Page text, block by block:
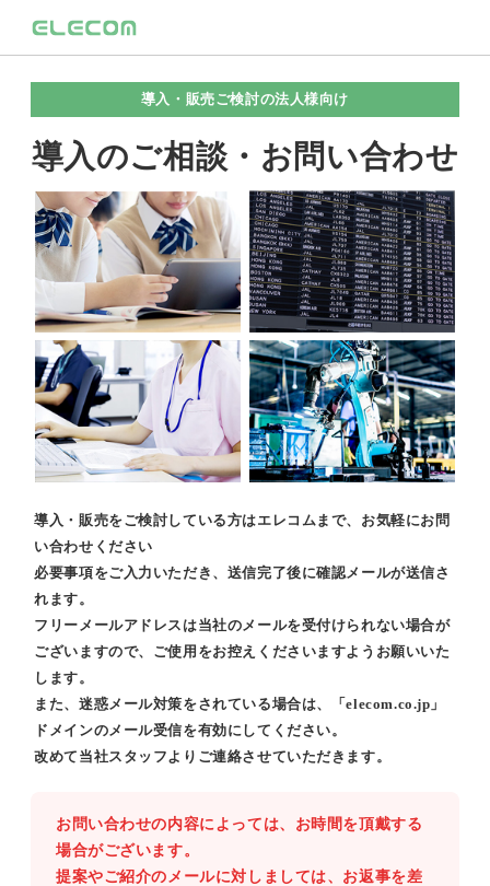
導入・販売ご検討の法人様向け
導入のご相談・お問い合わせ
導入・販売をご検討している方はエレコムまで、お気軽にお問
い合わせください
必要事項をご入力いただき、送信完了後に確認メールが送信さ
れます。
フリーメールアドレスは当社のメールを受付けられない場合が
ございますので、ご使用をお控えくださいますようお願いいた
します。
また、迷惑メール対策をされている場合は、「elecom.co.jp」
ドメインのメール受信を有効にしてください。
改めて当社スタッフよりご連絡させていただきます。
お問い合わせの内容によっては、お時間を頂戴する
場合がございます。
提案やご紹介のメールに対しましては、お返事を差